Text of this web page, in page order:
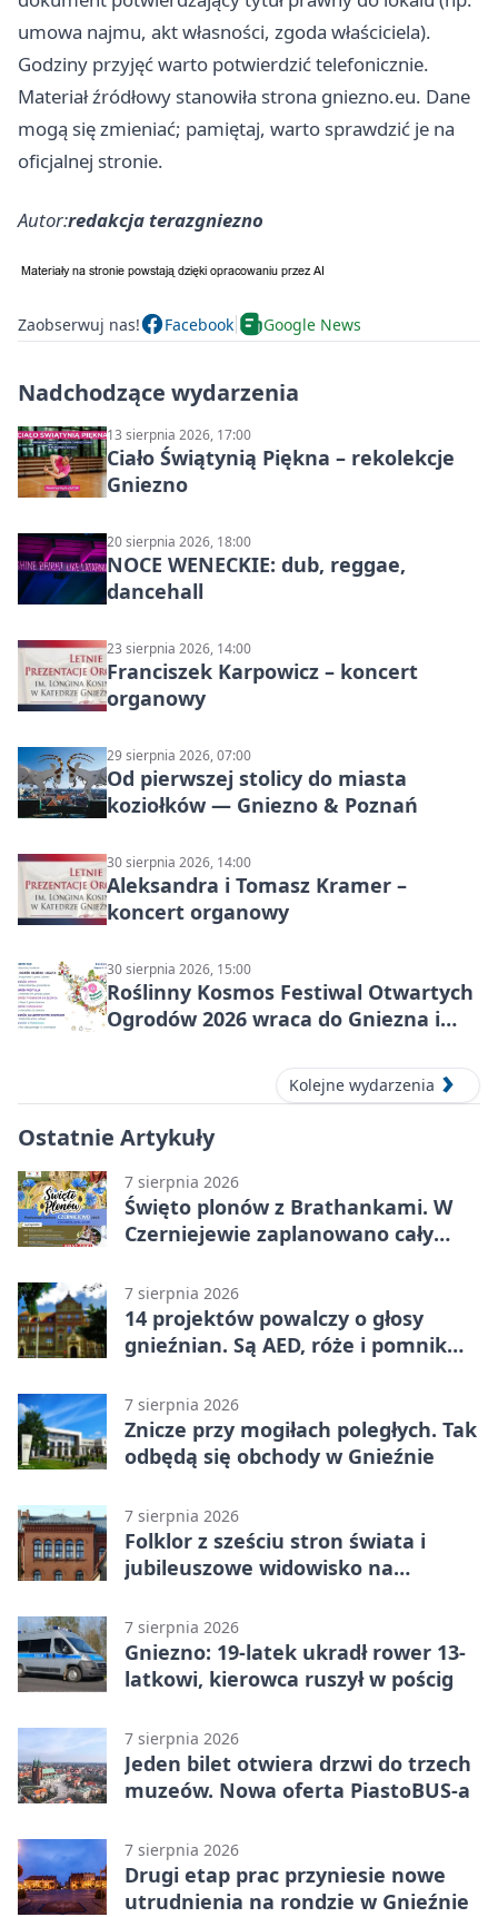
umowa najmu, akt własności, zgoda właściciela).
Godziny przyjęć warto potwierdzić telefonicznie.
Materiał źródłowy stanowiła strona gniezno.eu. Dane
mogą się zmieniać; pamiętaj, warto sprawdzić je na
oficjalnej stronie.
Autor:redakcja terazgniezno
Zaobserwuj nas! Facebook Google News
Nadchodzące wydarzenia
13 sierpnia 2026, 17:00
Ciało Świątynią Piękna – rekolekcje
Gniezno
20 sierpnia 2026, 18:00
NOCE WENECKIE: dub, reggae,
dancehall
23 sierpnia 2026, 14:00
Franciszek Karpowicz – koncert
organowy
29 sierpnia 2026, 07:00
Od pierwszej stolicy do miasta
koziołków — Gniezno & Poznań
30 sierpnia 2026, 14:00
Aleksandra i Tomasz Kramer –
koncert organowy
30 sierpnia 2026, 15:00
Roślinny Kosmos Festiwal Otwartych
Ogrodów 2026 wraca do Gniezna i
Kolejne wydarzenia
Ostatnie Artykuły
7 sierpnia 2026
Święto plonów z Brathankami. W
Czerniejewie zaplanowano cały
7 sierpnia 2026
14 projektów powalczy o głosy
gnieźnian. Są AED, róże i pomnik
7 sierpnia 2026
Znicze przy mogiłach poległych. Tak
odbędą się obchody w Gnieźnie
7 sierpnia 2026
Folklor z sześciu stron świata i
jubileuszowe widowisko na
7 sierpnia 2026
Gniezno: 19-latek ukradł rower 13-
latkowi, kierowca ruszył w pościg
7 sierpnia 2026
Jeden bilet otwiera drzwi do trzech
muzeów. Nowa oferta PiastoBUS-a
7 sierpnia 2026
Drugi etap prac przyniesie nowe
utrudnienia na rondzie w Gnieźnie